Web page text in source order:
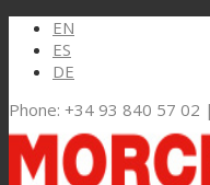
EN
ES
DE
Phone: +34 93 840 57